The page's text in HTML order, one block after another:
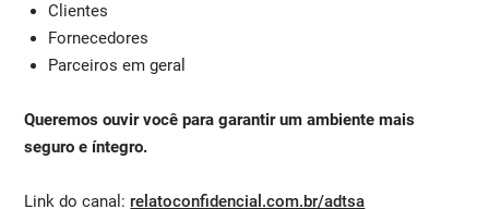
Clientes
Fornecedores
Parceiros em geral
Queremos ouvir você para garantir um ambiente mais
seguro e íntegro.
Link do canal: relatoconfidencial.com.br/adtsa